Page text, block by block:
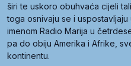
širi te uskoro obuhvaća cijeli
toga osnivaju se i
imenom Radio Marija u
pa do obiju Amerika i Afrike,
kontinentu.